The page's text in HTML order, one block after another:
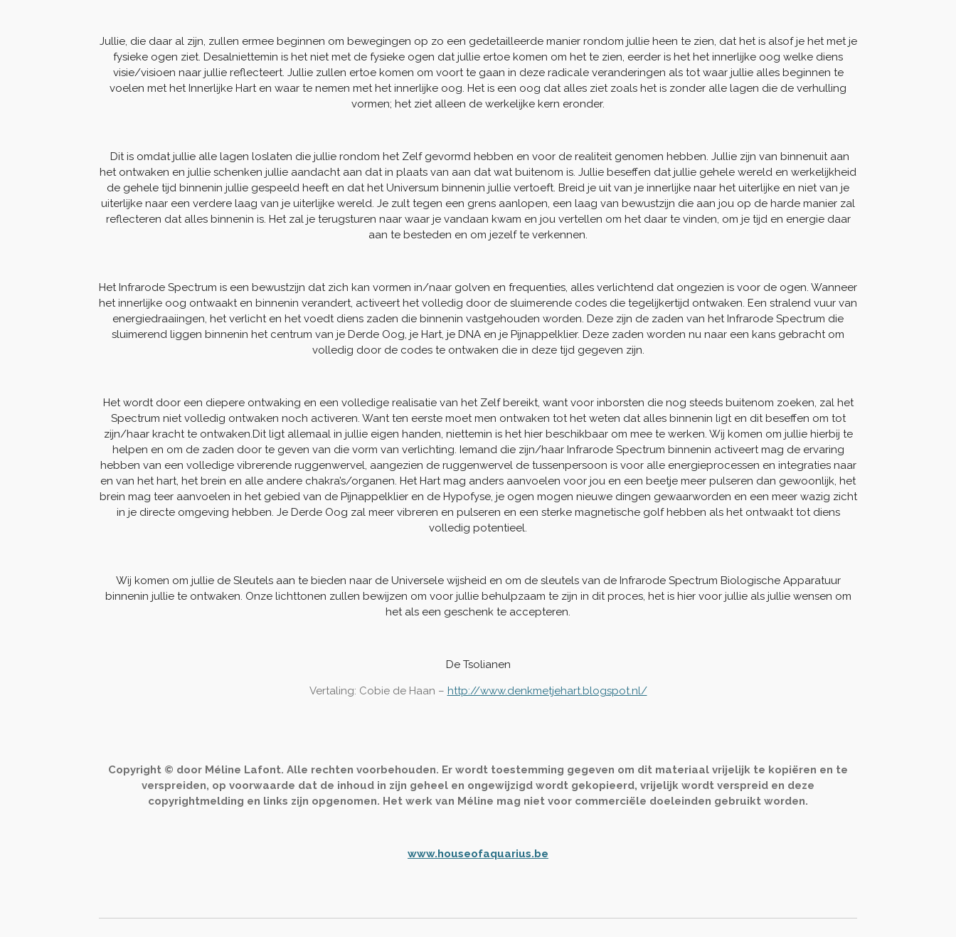
Jullie, die daar al zijn, zullen ermee beginnen om bewegingen op zo een gedetailleerde manier rondom jullie heen te zien, dat het is alsof je het met je
fysieke ogen ziet. Desalniettemin is het niet met de fysieke ogen dat jullie ertoe komen om het te zien, eerder is het het innerlijke oog welke diens
visie/visioen naar jullie reflecteert. Jullie zullen ertoe komen om voort te gaan in deze radicale veranderingen als tot waar jullie alles beginnen te
voelen met het Innerlijke Hart en waar te nemen met het innerlijke oog. Het is een oog dat alles ziet zoals het is zonder alle lagen die de verhulling
vormen; het ziet alleen de werkelijke kern eronder.
Dit is omdat jullie alle lagen loslaten die jullie rondom het Zelf gevormd hebben en voor de realiteit genomen hebben. Jullie zijn van binnenuit aan
het ontwaken en jullie schenken jullie aandacht aan dat in plaats van aan dat wat buitenom is. Jullie beseffen dat jullie gehele wereld en werkelijkheid
de gehele tijd binnenin jullie gespeeld heeft en dat het Universum binnenin jullie vertoeft. Breid je uit van je innerlijke naar het uiterlijke en niet van je
uiterlijke naar een verdere laag van je uiterlijke wereld. Je zult tegen een grens aanlopen, een laag van bewustzijn die aan jou op de harde manier zal
reflecteren dat alles binnenin is. Het zal je terugsturen naar waar je vandaan kwam en jou vertellen om het daar te vinden, om je tijd en energie daar
aan te besteden en om jezelf te verkennen.
Het Infrarode Spectrum is een bewustzijn dat zich kan vormen in/naar golven en frequenties, alles verlichtend dat ongezien is voor de ogen. Wanneer
het innerlijke oog ontwaakt en binnenin verandert, activeert het volledig door de sluimerende codes die tegelijkertijd ontwaken. Een stralend vuur van
energiedraaiingen, het verlicht en het voedt diens zaden die binnenin vastgehouden worden. Deze zijn de zaden van het Infrarode Spectrum die
sluimerend liggen binnenin het centrum van je Derde Oog, je Hart, je DNA en je Pijnappelklier. Deze zaden worden nu naar een kans gebracht om
volledig door de codes te ontwaken die in deze tijd gegeven zijn.
Het wordt door een diepere ontwaking en een volledige realisatie van het Zelf bereikt, want voor inborsten die nog steeds buitenom zoeken, zal het
Spectrum niet volledig ontwaken noch activeren. Want ten eerste moet men ontwaken tot het weten dat alles binnenin ligt en dit beseffen om tot
zijn/haar kracht te ontwaken.Dit ligt allemaal in jullie eigen handen, niettemin is het hier beschikbaar om mee te werken. Wij komen om jullie hierbij te
helpen en om de zaden door te geven van die vorm van verlichting. Iemand die zijn/haar Infrarode Spectrum binnenin activeert mag de ervaring
hebben van een volledige vibrerende ruggenwervel, aangezien de ruggenwervel de tussenpersoon is voor alle energieprocessen en integraties naar
en van het hart, het brein en alle andere chakra’s/organen. Het Hart mag anders aanvoelen voor jou en een beetje meer pulseren dan gewoonlijk, het
brein mag teer aanvoelen in het gebied van de Pijnappelklier en de Hypofyse, je ogen mogen nieuwe dingen gewaarworden en een meer wazig zicht
in je directe omgeving hebben. Je Derde Oog zal meer vibreren en pulseren en een sterke magnetische golf hebben als het ontwaakt tot diens
volledig potentieel.
Wij komen om jullie de Sleutels aan te bieden naar de Universele wijsheid en om de sleutels van de Infrarode Spectrum Biologische Apparatuur
binnenin jullie te ontwaken. Onze lichttonen zullen bewijzen om voor jullie behulpzaam te zijn in dit proces, het is hier voor jullie als jullie wensen om
het als een geschenk te accepteren.
De Tsolianen
Vertaling: Cobie de Haan – http://www.denkmetjehart.blogspot.nl/
Copyright © door Méline Lafont. Alle rechten voorbehouden. Er wordt toestemming gegeven om dit materiaal vrijelijk te kopiëren en te
verspreiden, op voorwaarde dat de inhoud in zijn geheel en ongewijzigd wordt gekopieerd, vrijelijk wordt verspreid en deze
copyrightmelding en links zijn opgenomen. Het werk van Méline mag niet voor commerciële doeleinden gebruikt worden.
www.houseofaquarius.be